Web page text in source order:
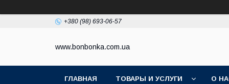
+380 (98) 693-06-57
www.bonbonka.com.ua
ГЛАВНАЯ ТОВАРЫ И УСЛУГИ О